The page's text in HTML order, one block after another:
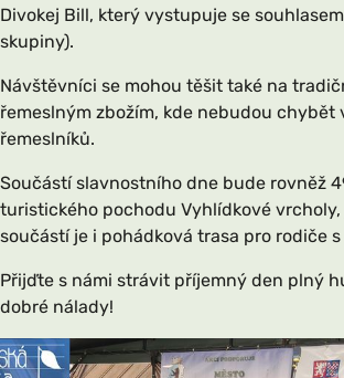
Divokej Bill, který vystupuje se
skupiny).
Návštěvníci se mohou těšit také na
řemeslným zbožím, kde nebudou chybět
řemeslníků.
Součástí slavnostního dne bude rovněž
turistického pochodu Vyhlídkové
součástí je i pohádková trasa pro rodiče
Přijďte s námi strávit příjemný den plný
dobré nálady!